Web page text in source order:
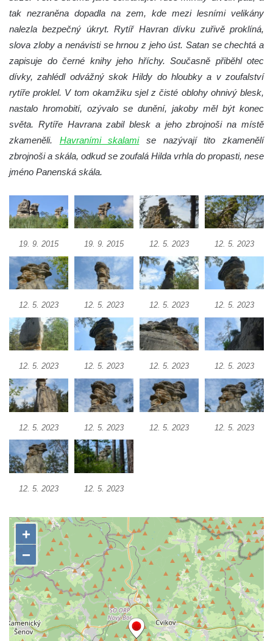
Vyhlídka Liščí kazatelna (Fuchskanzel) u
Lückendorfu
Vyhlídka Kočičí kameny východně od Lázní
Obří hlava v Kyjovském údolí
Zaniklý pískovcový lom pod Jedlovou
Panenská skála v údolí Samoty u
Radvance
Skála Hrbolec (Piklštejn) u Rybniště
Skalní brána u Milštejna
Lenešický Chlum
Luž
Jeskyně Wildbrethöhle
Kleiner Zschirnstein
Jeskyně na Slánské hoře ve Slaném
Čertovo kopyto u Jezdecké cesty nad
Tuhnicemi v Karlových Varech
Vyhlídka Muchomůrka na Hostibejku v
Kralupech nad Vltavou
nad Vltavou
Vyhlídka Na Zámečku nad Vysokou Lípou
Vyhlídka Švýcárna nad Drnovcem u
Socha rytíře u vyhlídky Libverdských
pramenů v Lázních Libverda
Vyhlídka Libverdských pramenů v Lázních
Libverda
Vyhlídka Pekelské sázky před osadou
Přebytek u Lázní Libverda
Vyhlídka Hejnické Madony u hřbitova v
tak nezraněna dopadla na zem, kde mezi lesními velikány
nalezla bezpečný úkryt. Rytíř Havran dívku zuřivě proklíná,
slova zloby a nenávisti se hrnou z jeho úst. Satan se chechtá a
zapisuje do černé knihy jeho hříchy. Současně přiběhl otec
dívky, zahlédl odvážný skok Hildy do hloubky a v zoufalství
rytíře proklel. V tom okamžiku sjel z čisté oblohy ohnivý blesk,
nastalo hromobití, ozývalo se dunění, jakoby měl být konec
světa. Rytíře Havrana zabil blesk a jeho zbrojnoši na místě
zkameněli. Havraními skalamise nazývají tito zkamenělí
zbrojnoši a skála, odkud se zoufalá Hilda vrhla do propasti, nese
jméno Panenská skála.
19. 9. 2015 19. 9. 2015 12. 5. 2023 12. 5. 2023
12. 5. 2023 12. 5. 2023 12. 5. 2023 12. 5. 2023
12. 5. 2023 12. 5. 2023 12. 5. 2023 12. 5. 2023
12. 5. 2023 12. 5. 2023 12. 5. 2023 12. 5. 2023
12. 5. 2023 12. 5. 2023